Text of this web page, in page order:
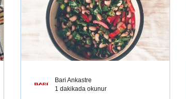
Dünya Mutfağı Salata Kahvaltı
Bari Ankastre
1 dakikada okunur